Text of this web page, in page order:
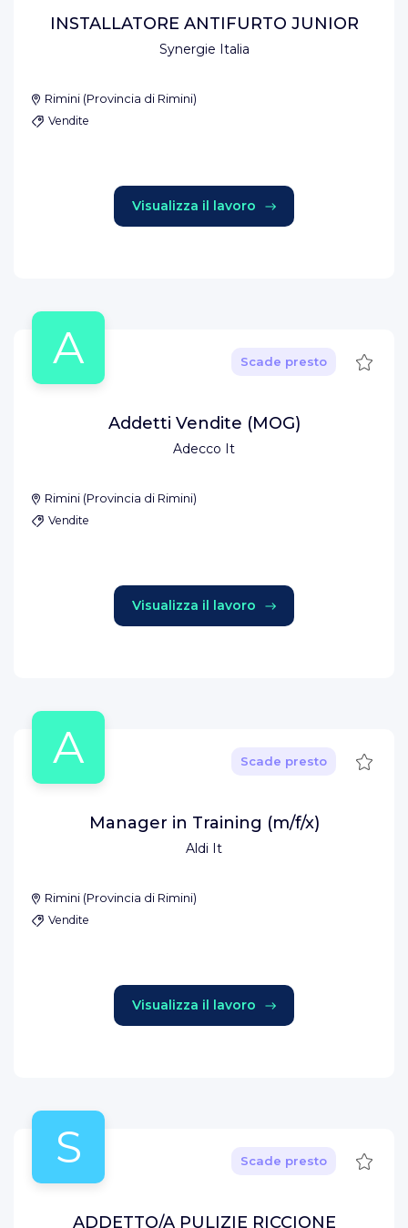
Synergie Italia
INSTALLATORE ANTIFURTO JUNIOR
Rimini (Provincia di Rimini)
Vendite
Visualizza il lavoro
A
Adecco It
Scade presto Salva
Addetti Vendite (MOG)
Rimini (Provincia di Rimini)
Vendite
Visualizza il lavoro
A
Aldi It
Scade presto Salva
Manager in Training (m/f/x)
Rimini (Provincia di Rimini)
Vendite
Visualizza il lavoro
S Scade presto Salva
ADDETTO/A PULIZIE RICCIONE